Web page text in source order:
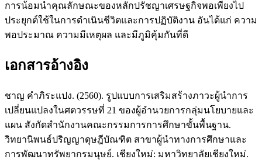
การน้อมนําคุณลักษณะของหลักปรัชญาเศรษฐกิจพอเพียงไป
ประยุกต์ใช้ในการดำเนินชีวิตและการปฏิบัติงาน อันได้แก่ ความ
พอประมาณ ความมีเหตุผล และมีภูมิคุ้มกันที่ดี
เอกสารอ้างอิง
ชาญ คำภิระแปง. (2560). รูปแบบการเสริมสร้างภาวะผู้นำการ
เปลี่ยนแปลงในศตวรรษที่ 21 ของผู้อำนวยการกลุ่มนโยบายและ
แผน สังกัดสำนักงานคณะกรรมการการศึกษาขั้นพื้นฐาน.
วิทยานิพนธ์ปริญญาดุษฎีบัณฑิต สาขาผู้นำทางการศึกษาและ
การพัฒนาทรัพยากรมนุษย์. เชียงใหม่: มหาวิทยาลัยเชียงใหม่.